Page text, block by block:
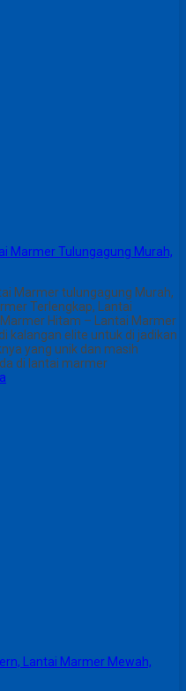
Marmer Tulungagung Murah,
Marmer tulungagung Murah,
Terlengkap, Lantai
Hitam – Lantai Marmer
kalangan elite untuk di jadikan
yang unik dan masih
di lantai marmer
Lantai Marmer Mewah,